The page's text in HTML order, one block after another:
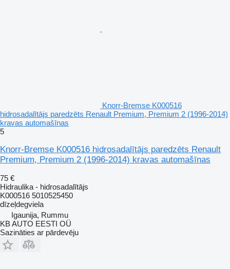
Knorr-Bremse K000516
hidrosadalītājs paredzēts Renault Premium, Premium 2 (1996-2014)
kravas automašīnas
5
Knorr-Bremse K000516 hidrosadalītājs paredzēts Renault
Premium, Premium 2 (1996-2014) kravas automašīnas
75 €
Hidraulika - hidrosadalītājs
K000516 5010525450
dīzeļdegviela
Igaunija, Rummu
KB AUTO EESTI OÜ
Sazināties ar pārdevēju